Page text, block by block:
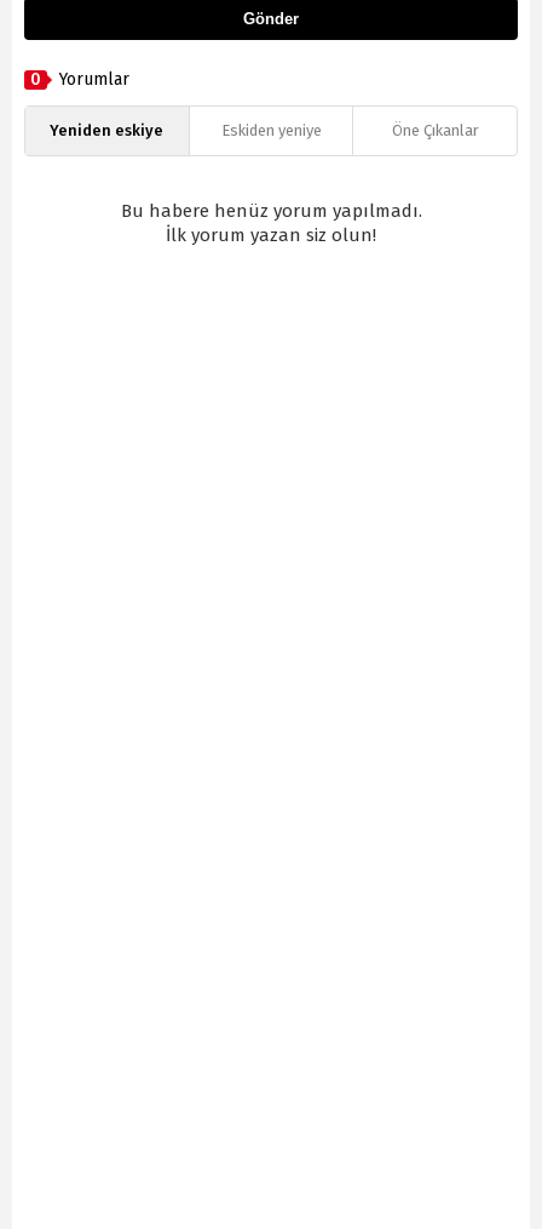
Gönder
0 Yorumlar
Yeniden eskiye Eskiden yeniye Öne Çıkanlar
Bu habere henüz yorum yapılmadı.
İlk yorum yazan siz olun!